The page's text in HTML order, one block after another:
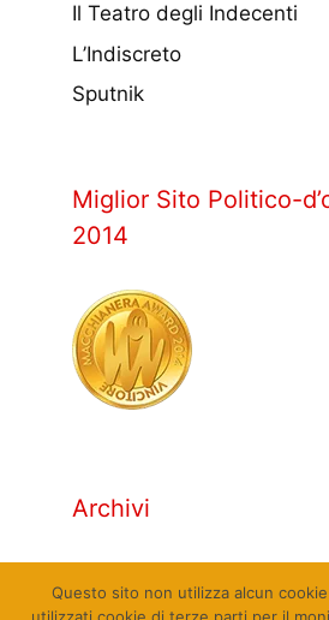
Il Teatro degli Indecenti
L’Indiscreto
Sputnik
Miglior Sito Politico-
2014
Archivi
Questo sito non utilizza alcun